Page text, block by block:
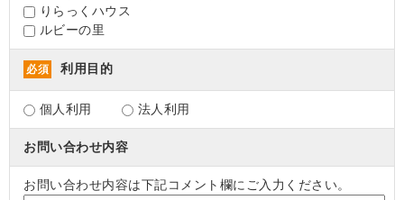
りらっくハウス
ルビーの里
必須 利用目的
個人利用 法人利用
お問い合わせ内容
お問い合わせ内容は下記コメント欄にご入力ください。